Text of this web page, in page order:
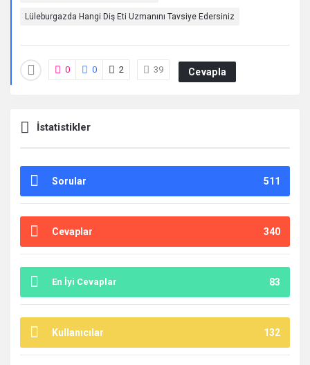
Lüleburgazda Hangi Diş Eti Uzmanını Tavsiye Edersiniz
0 0 2 39 Cevapla
İstatistikler
Sorular 511
Cevaplar 340
En İyi Cevaplar 83
Kullanıcılar 132